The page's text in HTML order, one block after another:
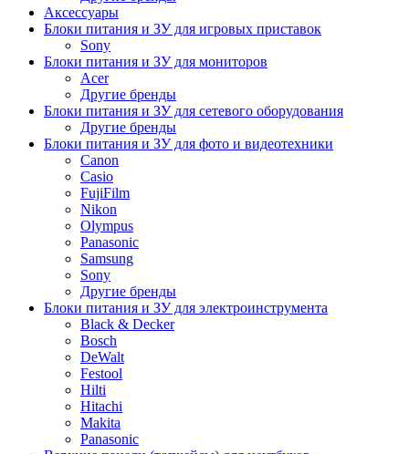
Аксессуары
Блоки питания и ЗУ для игровых приставок
Sony
Блоки питания и ЗУ для мониторов
Acer
Другие бренды
Блоки питания и ЗУ для сетевого оборудования
Другие бренды
Блоки питания и ЗУ для фото и видеотехники
Canon
Casio
FujiFilm
Nikon
Olympus
Panasonic
Samsung
Sony
Другие бренды
Блоки питания и ЗУ для электроинструмента
Black & Decker
Bosch
DeWalt
Festool
Hilti
Hitachi
Makita
Panasonic